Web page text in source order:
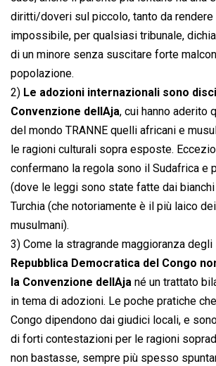
diritti/doveri sul piccolo, tanto da rendere
impossibile, per qualsiasi tribunale,
di un minore senza suscitare forte
popolazione.
2) Le adozioni internazionali sono
Convenzione dellAja, cui hanno aderito
del mondo TRANNE quelli africani e
le ragioni culturali sopra esposte.
confermano la regola sono il Sudafrica e
(dove le leggi sono state fatte dai
Turchia (che notoriamente è il più laico
musulmani).
3) Come la stragrande maggioranza
Repubblica Democratica del Congo
la Convenzione dellAja né un trattato
in tema di adozioni. Le poche pratiche
Congo dipendono dai giudici locali, e
di forti contestazioni per le ragioni
non bastasse, sempre più spesso